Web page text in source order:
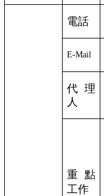
電話
E-Mail
代理
人
重點
工作